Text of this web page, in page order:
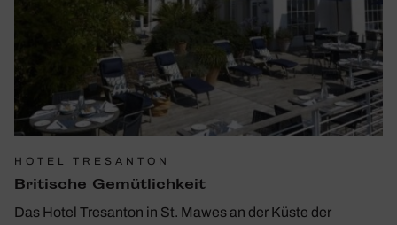
HOTEL TRESANTON
Briti­sche Gemüt­lich­keit
Das Hotel Tresanton in St. Mawes an der Küste der